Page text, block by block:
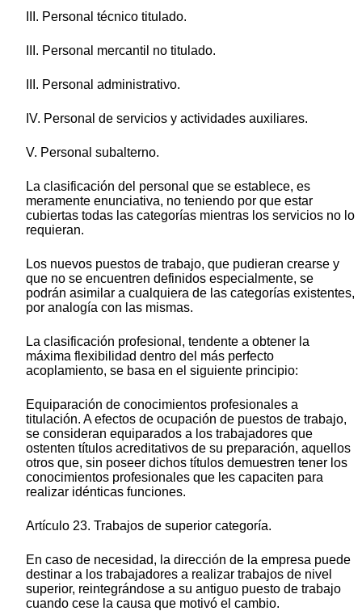
III. Personal técnico titulado.
III. Personal mercantil no titulado.
III. Personal administrativo.
IV. Personal de servicios y actividades auxiliares.
V. Personal subalterno.
La clasificación del personal que se establece, es
meramente enunciativa, no teniendo por que estar
cubiertas todas las categorías mientras los servicios no lo
requieran.
Los nuevos puestos de trabajo, que pudieran crearse y
que no se encuentren definidos especialmente, se
podrán asimilar a cualquiera de las categorías existentes,
por analogía con las mismas.
La clasificación profesional, tendente a obtener la
máxima flexibilidad dentro del más perfecto
acoplamiento, se basa en el siguiente principio:
Equiparación de conocimientos profesionales a
titulación. A efectos de ocupación de puestos de trabajo,
se consideran equiparados a los trabajadores que
ostenten títulos acreditativos de su preparación, aquellos
otros que, sin poseer dichos títulos demuestren tener los
conocimientos profesionales que les capaciten para
realizar idénticas funciones.
Artículo 23. Trabajos de superior categoría.
En caso de necesidad, la dirección de la empresa puede
destinar a los trabajadores a realizar trabajos de nivel
superior, reintegrándose a su antiguo puesto de trabajo
cuando cese la causa que motivó el cambio.